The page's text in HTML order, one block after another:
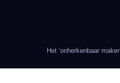
Het ‘onherkenbaar